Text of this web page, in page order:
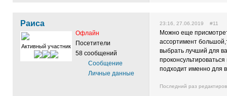
Раиса
Активный участник
Офлайн
Посетители
58 сообщений
Сообщение
Личные данные
23:16, 27.06.2019 #11
Можно еще
ассортимент
выбрать лучший для
подходит именно для
Последний раз